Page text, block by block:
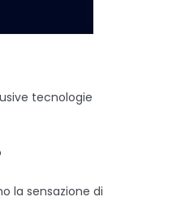
tecnologie
la sensazione di